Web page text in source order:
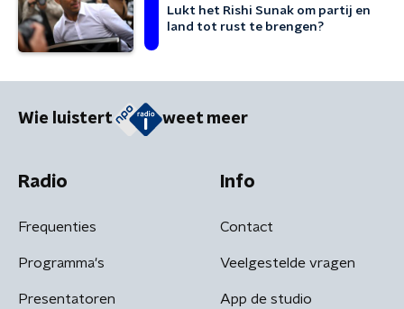
Lukt het Rishi Sunak om partij en
land tot rust te brengen?
Wie luistert weet meer
Radio
Frequenties
Programma's
Presentatoren
Info
Contact
Veelgestelde vragen
App de studio